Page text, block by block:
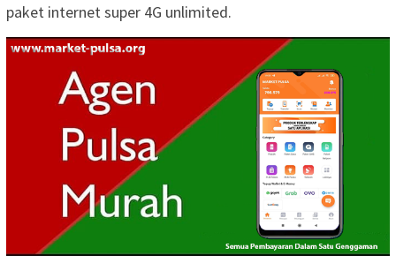
paket internet super 4G unlimited.